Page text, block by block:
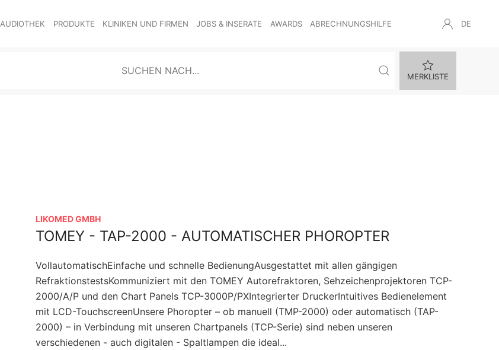
AUDIOTHEK PRODUKTE KLINIKEN UND FIRMEN JOBS & INSERATE AWARDS ABRECHNUNGSHILFE DE
MERKLISTE
LIKOMED GMBH
TOMEY - TAP-2000 - AUTOMATISCHER PHOROPTER
VollautomatischEinfache und schnelle BedienungAusgestattet mit allen gängigen
RefraktionstestsKommuniziert mit den TOMEY Autorefraktoren, Sehzeichenprojektoren TCP-
2000/A/P und den Chart Panels TCP-3000P/PXIntegrierter DruckerIntuitives Bedienelement
mit LCD-TouchscreenUnsere Phoropter – ob manuell (TMP-2000) oder automatisch (TAP-
2000) – in Verbindung mit unseren Chartpanels (TCP-Serie) sind neben unseren
verschiedenen - auch digitalen - Spaltlampen die ideal...